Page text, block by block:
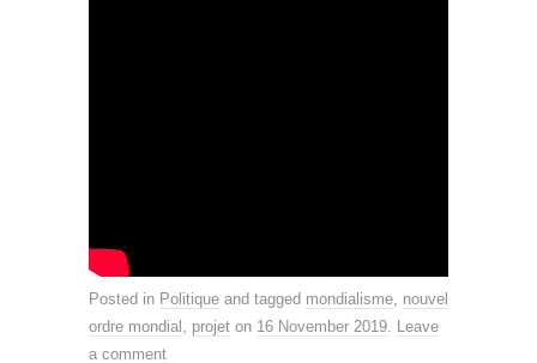
Posted in Politique and tagged mondialisme nouvel
ordre mondial
projet on 16 November 2019
Leave
a comment